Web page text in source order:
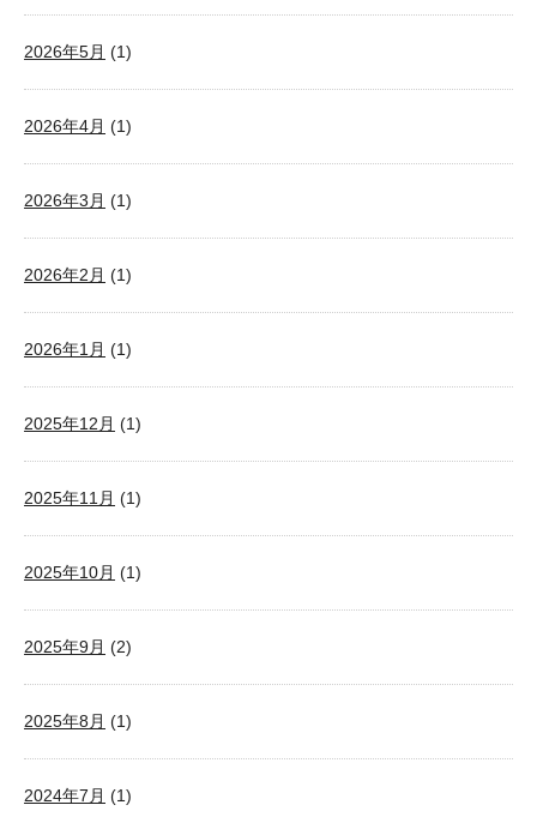
2026年5月 (1)
2026年4月 (1)
2026年3月 (1)
2026年2月 (1)
2026年1月 (1)
2025年12月 (1)
2025年11月 (1)
2025年10月 (1)
2025年9月 (2)
2025年8月 (1)
2024年7月 (1)